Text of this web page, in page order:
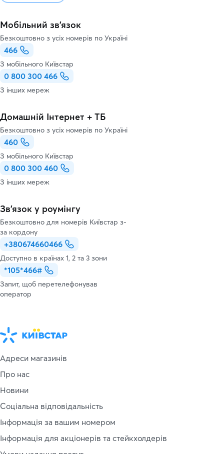
Мобільний зв'язок
Безкоштовно з усіх номерів по Україні
466
З мобільного Київстар
0 800 300 466
З інших мереж
Домашній Інтернет + ТБ
Безкоштовно з усіх номерів по Україні
460
З мобільного Київстар
0 800 300 460
З інших мереж
Зв’язок у роумінгу
Безкоштовно для номерів Київстар з-
за кордону
+380674660466
Доступно в країнах 1, 2 та 3 зони
*105*466#
Запит, щоб перетелефонував
оператор
Адреси магазинів
Про нас
Новини
Соціальна відповідальність
Інформація за вашим номером
Інформація для акціонерів та стейкхолдерів